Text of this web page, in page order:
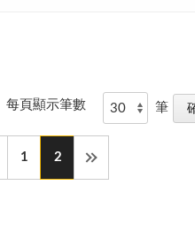
每頁顯示筆數 筆
1 2